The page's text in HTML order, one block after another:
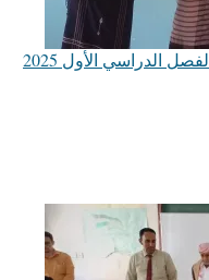
مقيبل والعمودي يدشنان اختبارات الفصل الدراسي الأول 2025